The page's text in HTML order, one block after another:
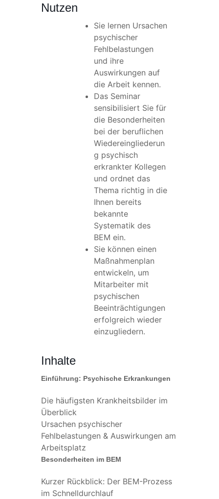
Nutzen
Sie lernen Ursachen
psychischer
Fehlbelastungen
und ihre
Auswirkungen auf
die Arbeit kennen.
Das Seminar
sensibilisiert Sie für
die Besonderheiten
bei der beruflichen
Wiedereingliederun
g psychisch
erkrankter Kollegen
und ordnet das
Thema richtig in die
Ihnen bereits
bekannte
Systematik des
BEM ein.
Sie können einen
Maßnahmenplan
entwickeln, um
Mitarbeiter mit
psychischen
Beeinträchtigungen
erfolgreich wieder
einzugliedern.
Inhalte
Einführung: Psychische Erkrankungen
Die häufigsten Krankheitsbilder im
Überblick
Ursachen psychischer
Fehlbelastungen & Auswirkungen am
Arbeitsplatz
Besonderheiten im BEM
Kurzer Rückblick: Der BEM-Prozess
im Schnelldurchlauf